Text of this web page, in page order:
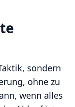
sondern
ohne zu
wenn alles